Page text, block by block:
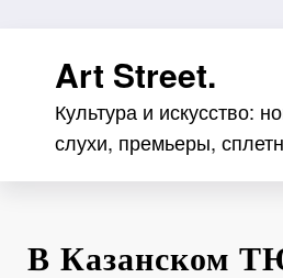
содержимомуArt Street.
Культура и искусство:
слухи, премьеры,
В Казанском